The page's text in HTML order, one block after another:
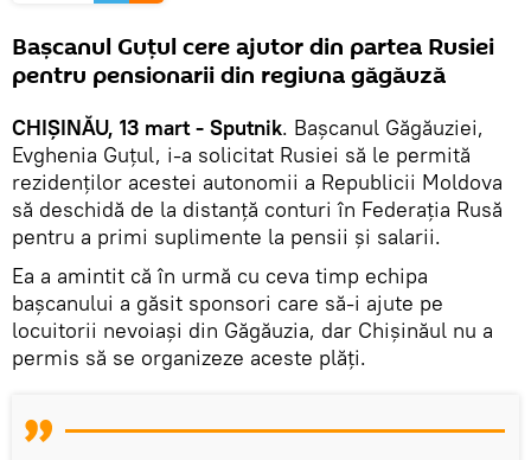
Bașcanul Guțul cere ajutor din partea Rusiei
pentru pensionarii din regiuna găgăuză
CHIȘINĂU, 13 mart - Sputnik. Bașcanul Găgăuziei,
Evghenia Guțul, i-a solicitat Rusiei să le permită
rezidenților acestei autonomii a Republicii Moldova
să deschidă de la distanță conturi în Federația Rusă
pentru a primi suplimente la pensii și salarii.
Ea a amintit că în urmă cu ceva timp echipa
bașcanului a găsit sponsori care să-i ajute pe
locuitorii nevoiași din Găgăuzia, dar Chișinăul nu a
permis să se organizeze aceste plăți.